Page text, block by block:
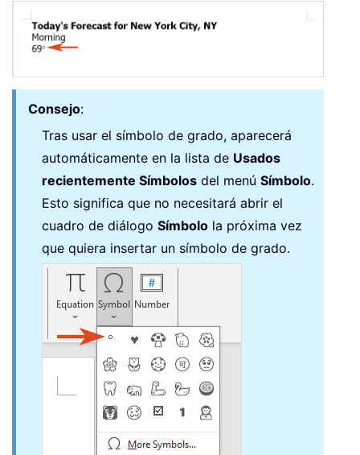
Consejo:
Tras usar el símbolo de grado, aparecerá
automáticamente en la lista de Usados
recientemente Símbolos del menú Símbolo.
Esto significa que no necesitará abrir el
cuadro de diálogo Símbolo la próxima vez
que quiera insertar un símbolo de grado.